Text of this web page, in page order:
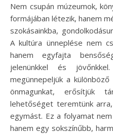
Nem csupán múzeumok,
formájában létezik, hanem
szokásainkba,
A kultúra ünneplése nem
hanem egyfajta
jelenünkkel és
megünnepeljük a
önmagunkat, erősítjük
lehetőséget teremtünk
egymást. Ez a folyamat
hanem egy sokszínűbb,